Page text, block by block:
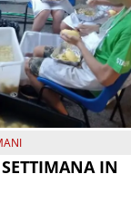
IN